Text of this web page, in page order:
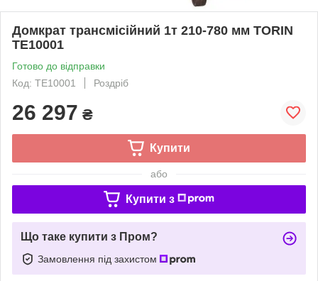
Домкрат трансмісійний 1т 210-780 мм TORIN
TE10001
Готово до відправки
Код: TE10001
Роздріб
26 297 ₴
Купити
або
Купити з
Що таке купити з Пром?
Замовлення під захистом